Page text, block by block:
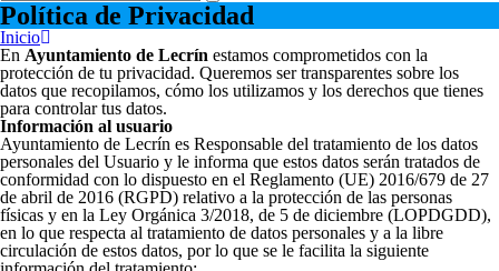
Política de Privacidad
Inicio
En Ayuntamiento de Lecrín estamos comprometidos con la
protección de tu privacidad. Queremos ser transparentes sobre los
datos que recopilamos, cómo los utilizamos y los derechos que tienes
para controlar tus datos.
Información al usuario
Ayuntamiento de Lecrín es Responsable del tratamiento de los datos
personales del Usuario y le informa que estos datos serán tratados de
conformidad con lo dispuesto en el Reglamento (UE) 2016/679 de 27
de abril de 2016 (RGPD) relativo a la protección de las personas
físicas y en la Ley Orgánica 3/2018, de 5 de diciembre (LOPDGDD),
en lo que respecta al tratamiento de datos personales y a la libre
circulación de estos datos, por lo que se le facilita la siguiente